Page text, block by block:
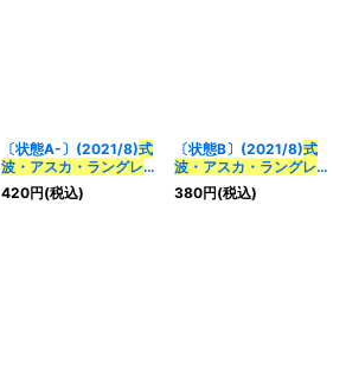
絞り込む
〔状態A-〕(2021/8)式
波・アスカ・ラングレ
ー-テストスーツ-
{CB21-X04}《赤》
420円(税込)
〔状態B〕(2021/8)式
波・アスカ・ラングレ
ー-テストスーツ-
{CB21-X04}《赤》
380円(税込)